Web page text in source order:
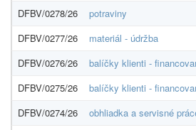
DFBV/0278/26
potraviny
DFBV/0277/26
materiál - údržba
DFBV/0276/26
balíčky klienti -
DFBV/0275/26
balíčky klienti -
DFBV/0274/26
obhliadka a servisné